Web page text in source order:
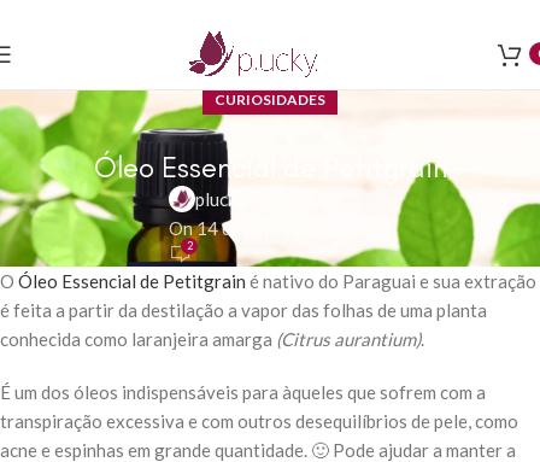
CURIOSIDADES
Óleo Essencial de Petitgrain
plucky
On 14 de janeiro de 2023
2
O Óleo Essencial de Petitgrain é nativo do Paraguai e sua extração
é feita a partir da destilação a vapor das folhas de uma planta
conhecida como laranjeira amarga (Citrus aurantium).
É um dos óleos indispensáveis para àqueles que sofrem com a
transpiração excessiva e com outros desequilíbrios de pele, como
acne e espinhas em grande quantidade. 🙂 Pode ajudar a manter a